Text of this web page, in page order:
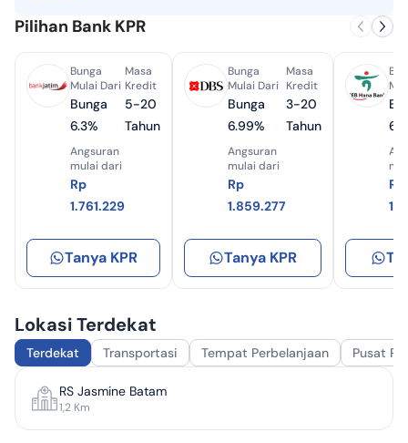
Pilihan Bank KPR
Bunga
Mulai Dari
Bunga
6.3%
Angsuran
mulai dari
Rp
1.761.229
Masa
Kredit
5-20
Tahun
Tanya KPR
Bunga
Mulai Dari
Bunga
6.99%
Angsuran
mulai dari
Rp
1.859.277
Masa
Kredit
3-20
Tahun
Tanya KPR
Rp
Lokasi Terdekat
Terdekat Transportasi Tempat Perbelanjaan Pusat
RS Jasmine Batam
1,2 Km